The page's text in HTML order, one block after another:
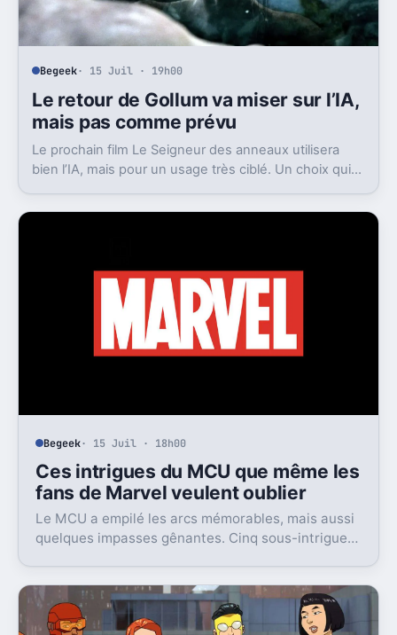
Begeek· 15 Juil · 19h00
Le retour de Gollum va miser sur l’IA,
mais pas comme prévu
Le prochain film Le Seigneur des anneaux utilisera
bien l’IA, mais pour un usage très ciblé. Un choix qui
Begeek· 15 Juil · 18h00
Ces intrigues du MCU que même les
fans de Marvel veulent oublier
Le MCU a empilé les arcs mémorables, mais aussi
quelques impasses gênantes. Cinq sous-intrigues